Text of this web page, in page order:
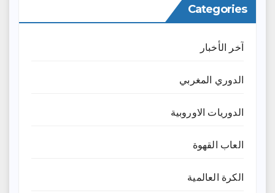
Categories
آخر الأخبار
الدوري المغربي
الدوريات الاوروبية
العاب القهوة
الكرة العالمية